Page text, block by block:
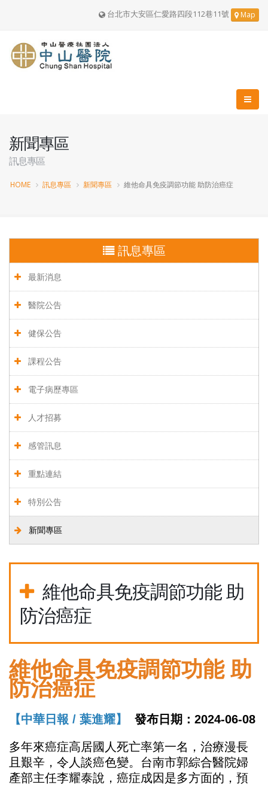
台北市大安區仁愛路四段112巷11號 Map
新聞專區
訊息專區
HOME 訊息專區 新聞專區 維他命具免疫調節功能 助防治癌症
訊息專區
最新消息
醫院公告
健保公告
課程公告
電子病歷專區
人才招募
感管訊息
重點連結
特別公告
新聞專區
維他命具免疫調節功能 助
防治癌症
維他命具免疫調節功能 助
防治癌症
【中華日報 / 葉進耀】 發布日期： 2024-06-08
多年來癌症高居國人死亡率第一名，治療漫長
且艱辛，令人談癌色變。台南市郭綜合醫院婦
產部主任李耀泰說，癌症成因是多方面的，預